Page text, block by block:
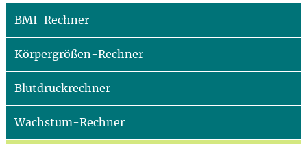
BMI-Rechner
Körpergrößen-Rechner
Blutdruckrechner
Wachstum-Rechner